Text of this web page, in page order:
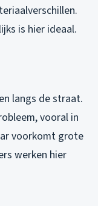
is hier ideaal.
langs de straat.
vooral in
voorkomt grote
werken hier